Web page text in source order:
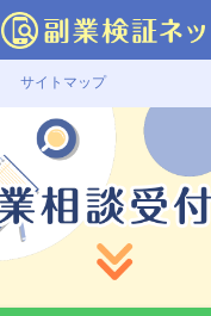
サイトマップ